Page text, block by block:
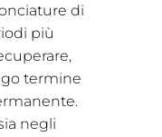
di
più
termine
negli